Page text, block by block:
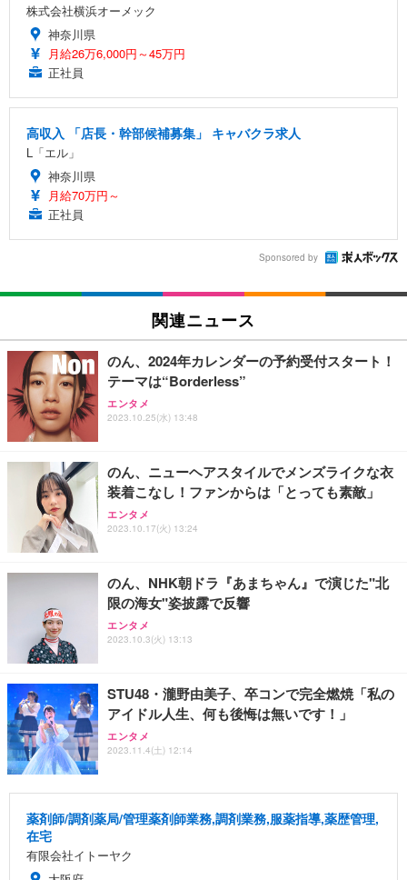
株式会社横浜オーメック
神奈川県
月給26万6,000円～45万円
正社員
高収入 「店長・幹部候補募集」 キャバクラ求人
L「エル」
神奈川県
月給70万円～
正社員
Sponsored by
関連ニュース
のん、2024年カレンダーの予約受付スタート！
テーマは“Borderless”
エンタメ
2023.10.25(水) 13:48
のん、ニューヘアスタイルでメンズライクな衣
装着こなし！ファンからは「とっても素敵」
エンタメ
2023.10.17(火) 13:24
のん、NHK朝ドラ『あまちゃん』で演じた"北
限の海女"姿披露で反響
エンタメ
2023.10.3(火) 13:13
STU48・瀧野由美子、卒コンで完全燃焼「私の
アイドル人生、何も後悔は無いです！」
エンタメ
2023.11.4(土) 12:14
薬剤師/調剤薬局/管理薬剤師業務,調剤業務,服薬指導,薬歴管理,
在宅
有限会社イトーヤク